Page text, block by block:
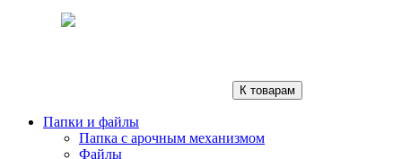
К товарам
Папки и файлы
Папка с арочным механизмом
Файлы